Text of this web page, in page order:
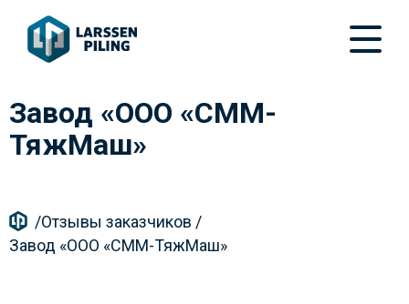
Завод «ООО «СММ-
ТяжМаш»
/Отзывы заказчиков /
Завод «ООО «СММ-ТяжМаш»